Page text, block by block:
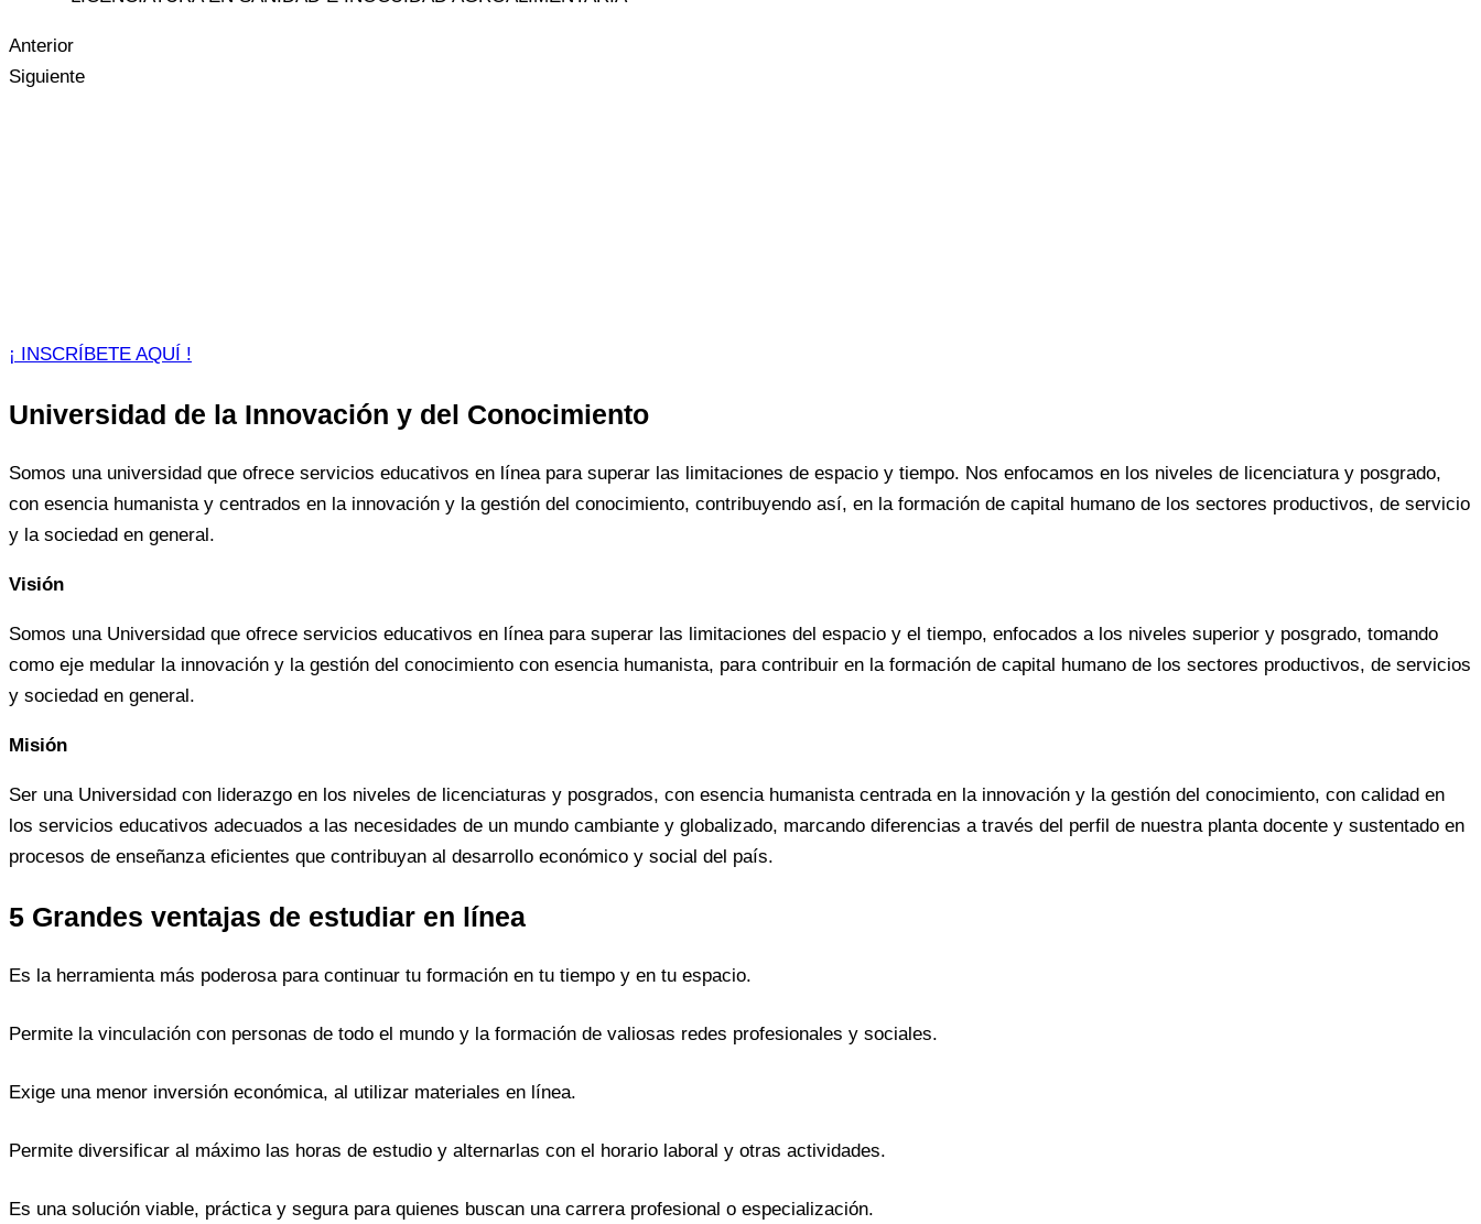
Anterior
Siguiente
¡ INSCRÍBETE AQUÍ !
Universidad de la Innovación y del Conocimiento
Somos una universidad que ofrece servicios educativos en línea para superar las limitaciones de espacio y tiempo. Nos enfocamos en los niveles de licenciatura y posgrado,
con esencia humanista y centrados en la innovación y la gestión del conocimiento, contribuyendo así, en la formación de capital humano de los sectores productivos, de servicio
y la sociedad en general.
Visión
Somos una Universidad que ofrece servicios educativos en línea para superar las limitaciones del espacio y el tiempo, enfocados a los niveles superior y posgrado, tomando
como eje medular la innovación y la gestión del conocimiento con esencia humanista, para contribuir en la formación de capital humano de los sectores productivos, de servicios
y sociedad en general.
Misión
Ser una Universidad con liderazgo en los niveles de licenciaturas y posgrados, con esencia humanista centrada en la innovación y la gestión del conocimiento, con calidad en
los servicios educativos adecuados a las necesidades de un mundo cambiante y globalizado, marcando diferencias a través del perfil de nuestra planta docente y sustentado en
procesos de enseñanza eficientes que contribuyan al desarrollo económico y social del país.
5 Grandes ventajas de estudiar en línea
Es la herramienta más poderosa para continuar tu formación en tu tiempo y en tu espacio.
Permite la vinculación con personas de todo el mundo y la formación de valiosas redes profesionales y sociales.
Exige una menor inversión económica, al utilizar materiales en línea.
Permite diversificar al máximo las horas de estudio y alternarlas con el horario laboral y otras actividades.
Es una solución viable, práctica y segura para quienes buscan una carrera profesional o especialización.